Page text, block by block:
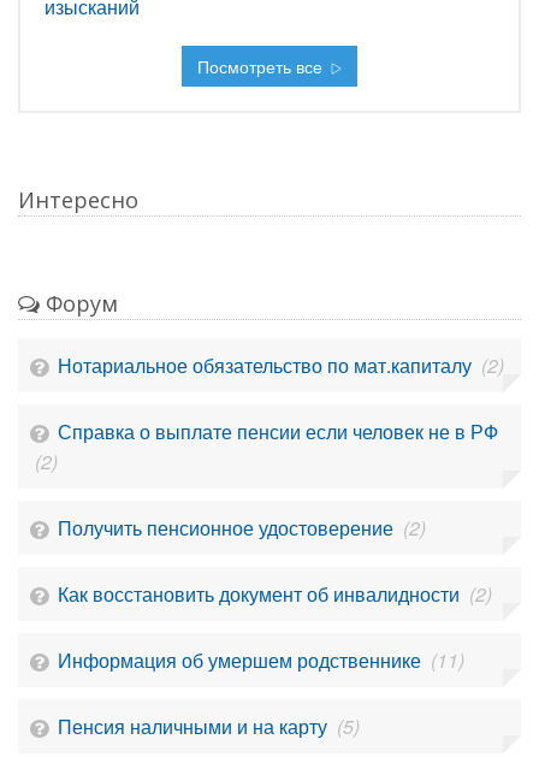
изысканий
Посмотреть все
Интересно
Форум
Нотариальное обязательство по мат.капиталу (2)
Справка о выплате пенсии если человек не в РФ
(2)
Получить пенсионное удостоверение (2)
Как восстановить документ об инвалидности (2)
Информация об умершем родственнике (11)
Пенсия наличными и на карту (5)